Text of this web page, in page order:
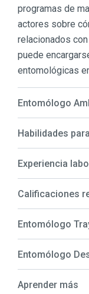
programas de
actores sobre
relacionados
puede
entomológicas
Entomólogo
Habilidades
Experiencia
Calificaciones
Entomólogo
Entomólogo
Aprender más